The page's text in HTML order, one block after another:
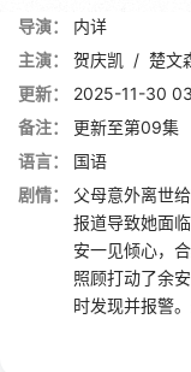
导演：
内详
主演：
贺庆凯 / 楚文
更新：
2025-11-30
备注：
更新至第09集
语言：
国语
剧情：
父母意外离世
报道导致她面
安一见倾心，
照顾打动了余
时发现并报警